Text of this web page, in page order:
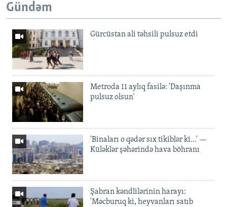
Gündəm
Gürcüstan ali təhsili pulsuz etdi
Metroda 11 aylıq fasilə: 'Daşınma
pulsuz olsun'
'Binaları o qədər sıx tikiblər ki...' —
Küləklər şəhərində hava böhranı
Şabran kəndlilərinin harayı:
'Məcburuq ki, heyvanları satıb